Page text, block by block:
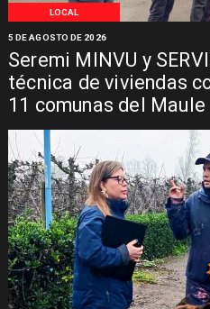
LOCAL
Seremi MINVU y
técnica de viviendas
11 comunas del Maule
5 DE AGOSTO DE 2026